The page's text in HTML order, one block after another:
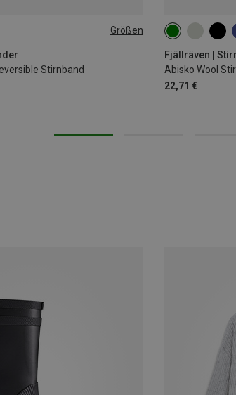
Größen
Stirnband
Fjällräven |
Abisko Wool
22,71 €
ONE SIZE